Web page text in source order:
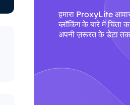
हमारा ProxyLite
ब्लॉकिंग के बारे में
अपनी ज़रूरत के डेटा